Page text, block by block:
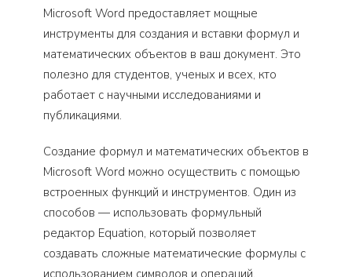
Microsoft Word предоставляет мощные
инструменты для создания и вставки формул и
математических объектов в ваш документ. Это
полезно для студентов, ученых и всех, кто
работает с научными исследованиями и
публикациями.
Создание формул и математических объектов в
Microsoft Word можно осуществить с помощью
встроенных функций и инструментов. Один из
способов — использовать формульный
редактор Equation, который позволяет
создавать сложные математические формулы с